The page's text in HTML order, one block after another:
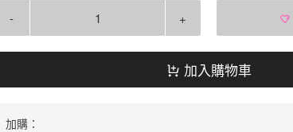
- +
加入購物車
加購：